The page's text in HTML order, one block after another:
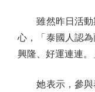
雖然昨日活動
心，「泰國人認
興隆、好運連連。
她表示，參與